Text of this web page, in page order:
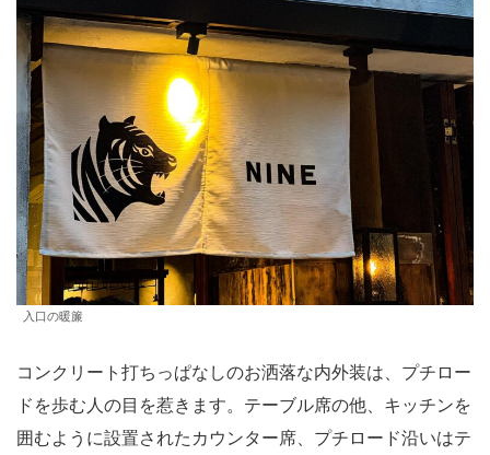
入口の暖簾
コンクリート打ちっぱなしのお洒落な内外装は、プチロー
ドを歩む人の目を惹きます。テーブル席の他、キッチンを
囲むように設置されたカウンター席、プチロード沿いはテ